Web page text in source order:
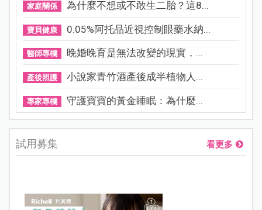
家庭關係 為什麼不想或不敢生二胎？這8...
寶貝健康 0.05%阿托品近視控制眼藥水納...
醫師專欄 晚婚晚育是無法改變的現實，...
產後照護 小說家青竹酒產後成半植物人...
專家專欄 守護寶寶的黃金睡眠：為什麼...
試用募集 看更多